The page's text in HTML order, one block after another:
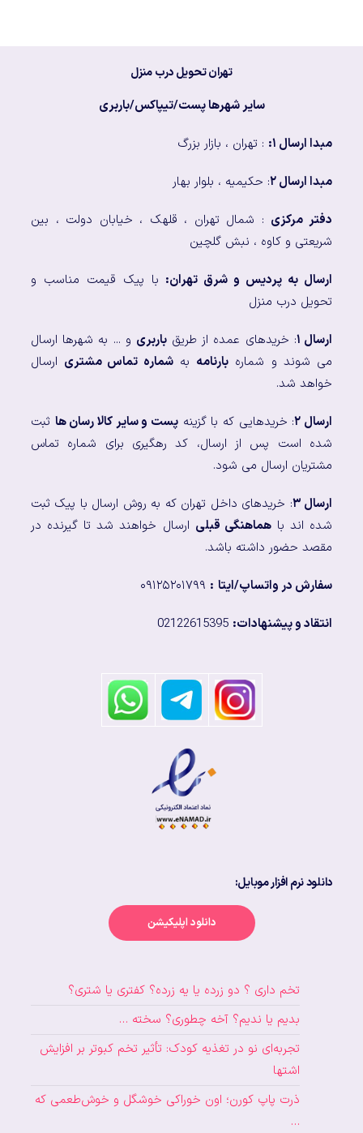
تهران تحویل درب منزل
سایر شهرها پست/تیپاکس/باربری
مبدا ارسال ۱: : تهران ، بازار بزرگ
مبدا ارسال ۲ : حکیمیه ، بلوار بهار
دفتر مرکزی : شمال تهران ، قلهک ، خیابان دولت ، بین
شریعتی و کاوه ، نبش گلچین
ارسال به پردیس و شرق تهران: با پیک قیمت مناسب و
تحویل درب منزل
ارسال ۱ : خریدهای عمده از طریقباربری و ... به شهرها ارسال
می شوند و شماره بارنامه بهشماره تماس مشتری ارسال
خواهد شد.
ارسال ۲ : خریدهایی که با گزینه پست و سایر کالا رسان ها ثبت
شده است پس از ارسال، کد رهگیری برای شماره تماس
مشتریان ارسال می شود.
ارسال ۳
: خریدهای داخل تهران که به روش ارسال با پیک ثبت
شده اند باهماهنگی قبلی ارسال خواهند شد تا گیرنده در
مقصد حضور داشته باشد.
سفارش در واتساپ/ایتا :
انتقاد و پیشنهادات:
دانلود نرم افزار موبایل:
دانلود اپلیکیشن
تخم داری ؟ دو زرده یا یه زرده؟ کفتری یا شتری؟
بدیم یا ندیم؟ آخه چطوری؟ سخته …
تجربه‌ای نو در تغذیه کودک: تأثیر تخم کبوتر بر افزایش
اشتها
ذرت پاپ کورن؛ اون خوراکی خوشگل و خوش‌طعمی که
…